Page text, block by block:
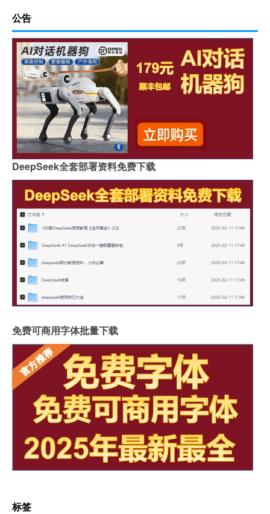
公告
DeepSeek全套部署资料免费下载
免费可商用字体批量下载
标签